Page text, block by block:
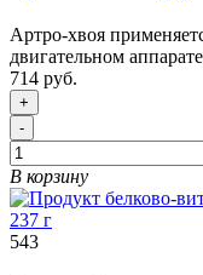
Артро-хвоя
двигательном
714 руб.
+
-
В корзину
543